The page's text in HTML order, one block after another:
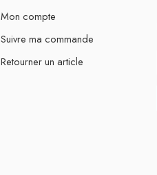
Mon compte
Suivre ma commande
Retourner un article